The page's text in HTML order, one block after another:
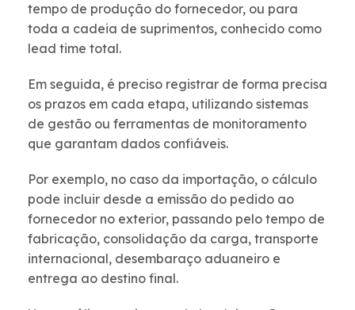
tempo de produção do fornecedor, ou para
toda a cadeia de suprimentos, conhecido como
lead time total.
Em seguida, é preciso registrar de forma precisa
os prazos em cada etapa, utilizando sistemas
de gestão ou ferramentas de monitoramento
que garantam dados confiáveis.
Por exemplo, no caso da importação, o cálculo
pode incluir desde a emissão do pedido ao
fornecedor no exterior, passando pelo tempo de
fabricação, consolidação da carga, transporte
internacional, desembaraço aduaneiro e
entrega ao destino final.